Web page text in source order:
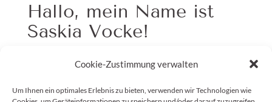
Cookie-Zustimmung verwalten
Um Ihnen ein optimales Erlebnis zu bieten, verwenden wir Technologien wie
Hallo, mein Name ist
Saskia Vocke!
zertifizierte Burnout Beraterinund